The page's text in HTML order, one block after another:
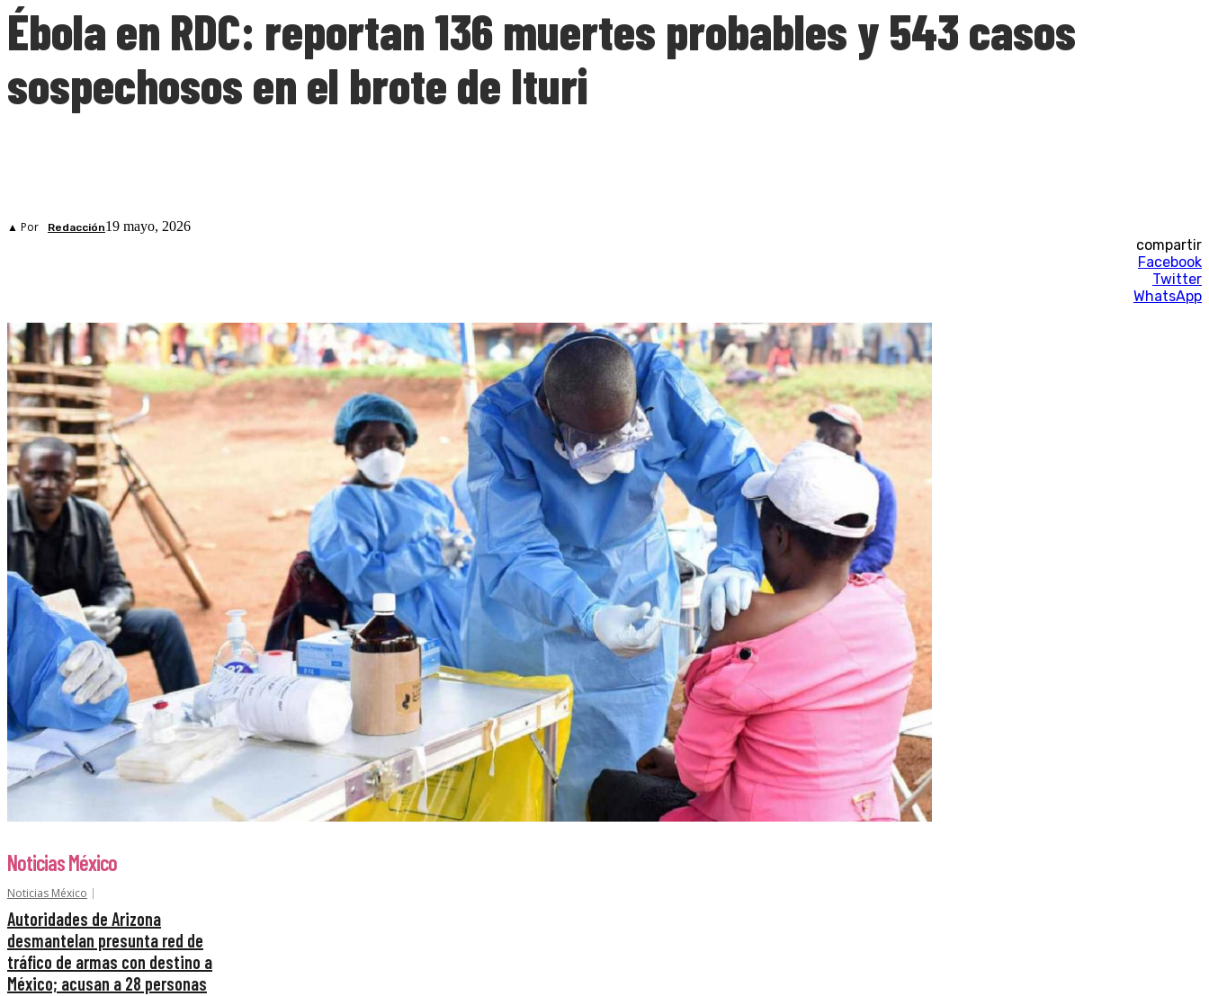
Ébola en RDC: reportan 136 muertes probables y 543 casos
sospechosos en el brote de Ituri
▲ Por Redacción19 mayo, 2026
compartir
Facebook
Twitter
WhatsApp
Noticias México
Noticias México
Autoridades de Arizona
desmantelan presunta red de
tráfico de armas con destino a
México; acusan a 28 personas